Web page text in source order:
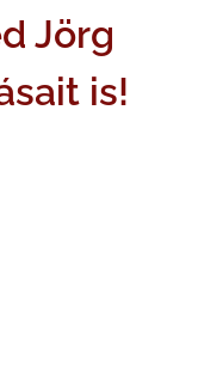
Jörg
is!